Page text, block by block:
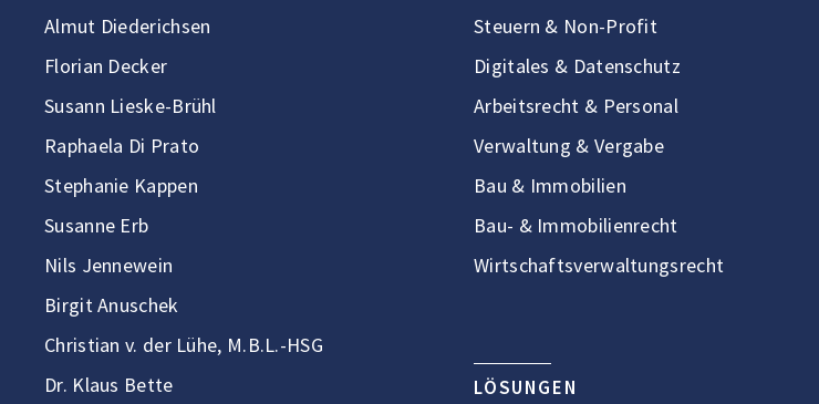
Almut Diederichsen
Florian Decker
Susann Lieske-Brühl
Raphaela Di Prato
Stephanie Kappen
Susanne Erb
Nils Jennewein
Birgit Anuschek
Christian v. der Lühe, M.B.L.-HSG
Dr. Klaus Bette
Steuern & Non-Profit
Digitales & Datenschutz
Arbeitsrecht & Personal
Verwaltung & Vergabe
Bau & Immobilien
Bau- & Immobilienrecht
Wirtschaftsverwaltungsrecht
LÖSUNGEN